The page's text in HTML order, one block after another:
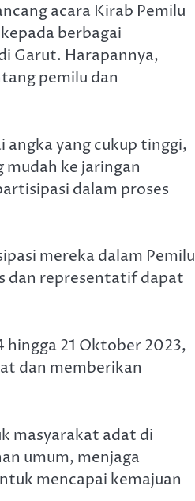
acara Kirab Pemilu
berbagai
Garut. Harapannya,
pemilu dan
yang cukup tinggi,
mudah ke jaringan
dalam proses
mereka dalam Pemilu
dan representatif dapat
hingga 21 Oktober 2023,
dan memberikan
masyarakat adat di
umum, menjaga
mencapai kemajuan